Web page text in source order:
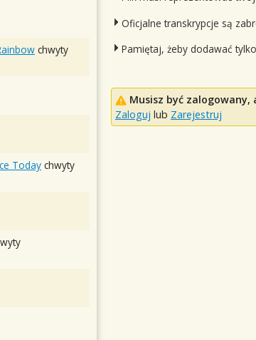
Oficjalne transkrypcje są
Pamiętaj, żeby dodawać
Musisz być
Zaloguj lub Zarejestruj
chwyty
Today chwyty